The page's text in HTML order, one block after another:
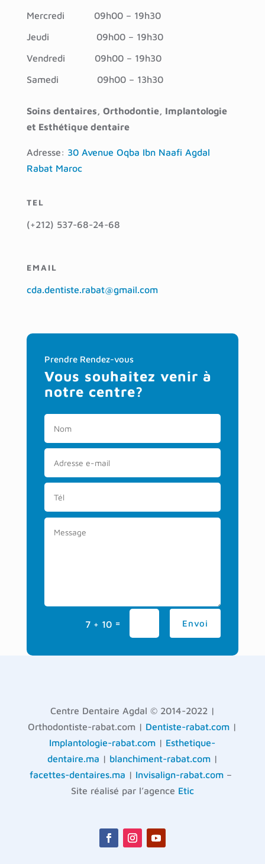
Mercredi 09h00 – 19h30
Jeudi 09h00 – 19h30
Vendredi 09h00 – 19h30
Samedi 09h00 – 13h30
Soins dentaires, Orthodontie, Implantologie
et Esthétique dentaire
Adresse: 30 Avenue Oqba Ibn Naafi Agdal
Rabat Maroc
TEL
(+212) 537-68-24-68
EMAIL
cda.dentiste.rabat@gmail.com
Prendre Rendez-vous
Vous souhaitez venir à
notre centre?
7 + 10 = Envoi
Centre Dentaire Agdal © 2014-2022 |
Orthodontiste-rabat.com | Dentiste-rabat.com |
Implantologie-rabat.com | Esthetique-
dentaire.ma | blanchiment-rabat.com|
facettes-dentaires.ma | Invisalign-rabat.com –
Site réalisé par l’agence Etic